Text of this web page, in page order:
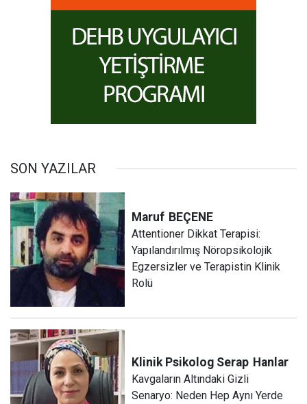
SON YAZILAR
Maruf BEÇENE
Attentioner Dikkat Terapisi:
Yapılandırılmış Nöropsikolojik
Egzersizler ve Terapistin Klinik
Rolü
Klinik Psikolog Serap Hanlar
Kavgaların Altındaki Gizli
Senaryo: Neden Hep Aynı Yerde